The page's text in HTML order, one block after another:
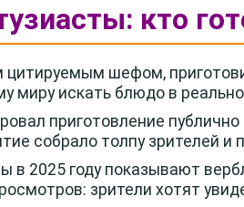
кто
шефом,
миру искать блюдо в
приготовление
собрало толпу зрителей
в 2025 году показывают
зрители хотят